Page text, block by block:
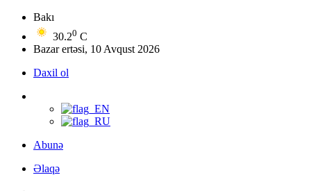
Bakı
30.20 C
Bazar ertəsi, 10 Avqust 2026
Daxil ol
Abunə
Əlaqə